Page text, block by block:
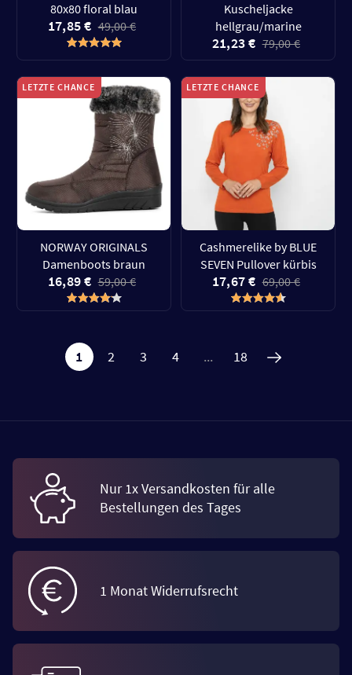
80x80 floral blau
17,85 € 49,00 €
Kuscheljacke
hellgrau/marine
21,23 € 79,00 €
LETZTE CHANCE
NORWAY ORIGINALS
Damenboots braun
16,89 € 59,00 €
LETZTE CHANCE
Cashmerelike by BLUE
SEVEN Pullover kürbis
17,67 € 69,00 €
1 2 3 4 ... 18
Nur 1x Versandkosten für alle
Bestellungen des Tages
1 Monat Widerrufsrecht